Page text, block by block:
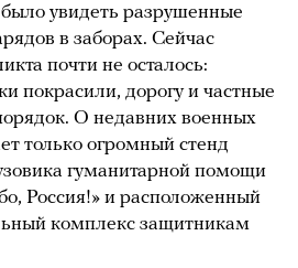
увидеть разрушенные
в заборах. Сейчас
почти не осталось:
покрасили, дорогу и частные
О недавних военных
только огромный стенд
гуманитарной помощи
Россия!» и расположенный
комплекс защитникам